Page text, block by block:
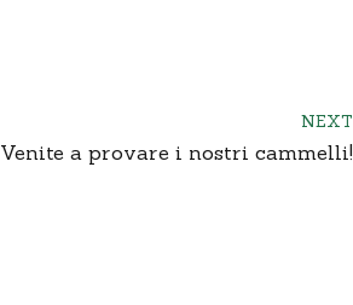
NEXT
Venite a provare i nostri cammelli!